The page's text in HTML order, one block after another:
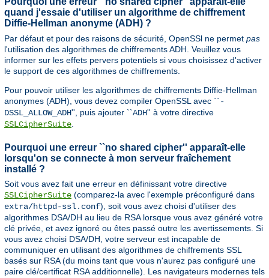
quand j'essaie d'utiliser un algorithme de chiffrement
Diffie-Hellman anonyme (ADH) ?
Par défaut et pour des raisons de sécurité, OpenSSl ne permet pas
l'utilisation des algorithmes de chiffrements ADH. Veuillez vous
informer sur les effets pervers potentiels si vous choisissez d'activer
le support de ces algorithmes de chiffrements.
Pour pouvoir utiliser les algorithmes de chiffrements Diffie-Hellman
anonymes (ADH), vous devez compiler OpenSSL avec ``-
DSSL_ALLOW_ADH'', puis ajouter ``ADH'' à votre directive
SSLCipherSuite
Pourquoi une erreur ``no shared cipher'' apparaît-elle
lorsqu'on se connecte à mon serveur fraîchement
installé ?
Soit vous avez fait une erreur en définissant votre directive
SSLCipherSuite (comparez-la avec l'exemple préconfiguré dans
extra/httpd-ssl.conf), soit vous avez choisi d'utiliser des
algorithmes DSA/DH au lieu de RSA lorsque vous avez généré votre
clé privée, et avez ignoré ou êtes passé outre les avertissements. Si
vous avez choisi DSA/DH, votre serveur est incapable de
communiquer en utilisant des algorithmes de chiffrements SSL
basés sur RSA (du moins tant que vous n'aurez pas configuré une
paire clé/certificat RSA additionnelle). Les navigateurs modernes tels